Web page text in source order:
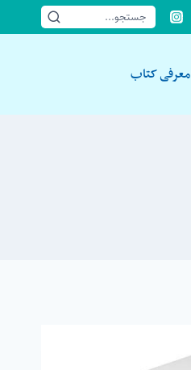
جستجو...
معرفی کتاب